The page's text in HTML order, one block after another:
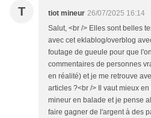
T tiot mineur 26/07/2025 16:14
Salut, <br /> Elles sont belles
avec cet eklablog/overblog
foutage de gueule pour que
commentaires de personnes
en réalité) et je me retrouve
articles ?<br /> Il vaut mieux
mineur en balade et je pense
faire gagner de l'argent à des